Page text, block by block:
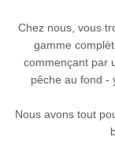
Chez nous, vous
gamme
commençant par
pêche au fond -
Nous avons tout